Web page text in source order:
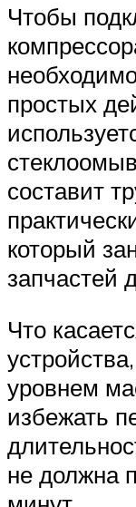
Чтобы
простых
составит
который
запчастей
Что
уровнем
избежать
не должна